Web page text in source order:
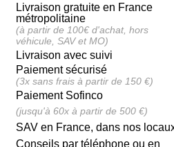
Livraison gratuite en France
métropolitaine
(à partir de 100€ d'achat, hors
véhicule, SAV et MO)
Livraison avec suivi
Paiement sécurisé
(3x sans frais à partir de 150 €)
Paiement Sofinco
(jusqu'à 60x à partir de 500 €)
SAV en France, dans nos
Conseils par téléphone ou en